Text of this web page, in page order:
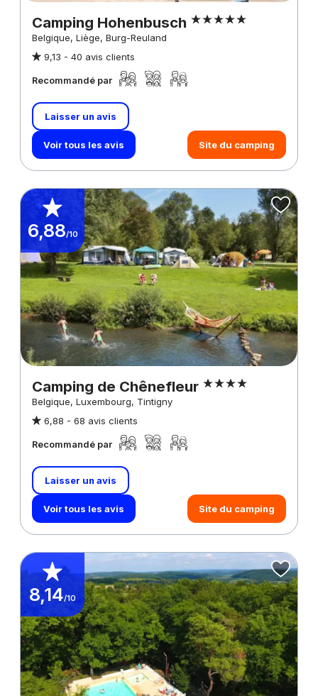
Camping Hohenbusch
Belgique, Liège, Burg-Reuland
9,13 - 40 avis clients
Recommandé par
Laisser un avis
Voir tous les avis Site du camping
6,88/10
Camping de Chênefleur
Belgique, Luxembourg, Tintigny
6,88 - 68 avis clients
Recommandé par
Laisser un avis
Voir tous les avis Site du camping
8,14/10